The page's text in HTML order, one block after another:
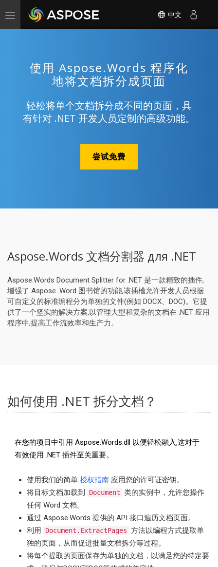
Toggle
中文
使用 Aspose.Words 程序化
地将文档拆分成页面
轻松将单个文档拆分成不同的页面，具
有针对 .NET 开发人员定制的高级功能。
尝试免费
Aspose.Words 文档分割器 для .NET
Aspose.Words Document Splitter for .NET 是一款精致的插件,
增强了 Aspose. Word 图书馆的功能,该插槽允许开发人员根据
可自定义的标准编程分为单独的文件(例如 DOCX、DOC)。它提
供了一个坚实的解决方案,以管理大型和复杂的文档在 .NET 应用
程序中,提高工作流效率和生产力。
如何使用 .NET 拆分文档？
在您的项目中引用 Aspose.Words.dll 以便轻松融入,这对于
有效使用 .NET 插件至关重要。
使用我们的简单 授权指南 应用您的许可证密钥。
将目标文档加载到
Document 类的实例中，允许您操作
任何 Word 文档。
通过 Aspose.Words 提供的 API 接口遍历文档页面。
利用
Document.ExtractPages 方法以编程方式提取单
独的页面，从而促进批量文档拆分等过程。
将每个提取的页面保存为单独的文档，以满足您的特定要